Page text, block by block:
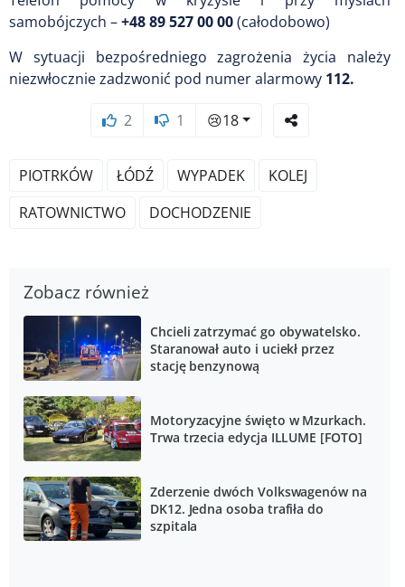
samobójczych –+48 89 527 00 00(całodobowo)
W sytuacji bezpośredniego zagrożenia życia należy
niezwłocznie zadzwonić pod numer alarmowy 112.
2 1 😢18
PIOTRKÓW ŁÓDŹ WYPADEK
KOLEJ
RATOWNICTWO
DOCHODZENIE
Zobacz również
Chcieli zatrzymać go obywatelsko.
Staranował auto i uciekł przez
stację benzynową
Motoryzacyjne święto w Mzurkach.
Trwa trzecia edycja ILLUME [FOTO]
Zderzenie dwóch Volkswagenów na
DK12. Jedna osoba trafiła do
szpitala